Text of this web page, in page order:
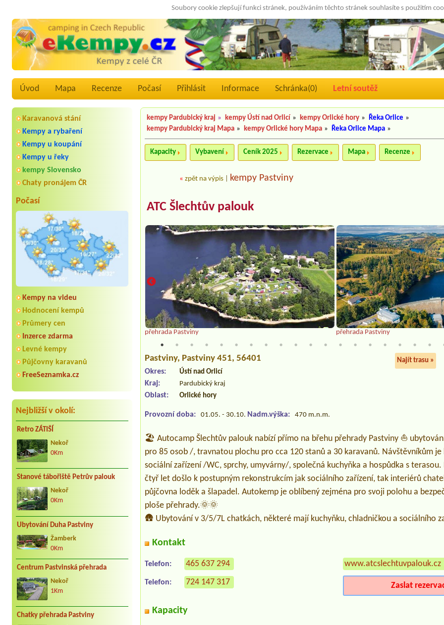
Soubory cookie zlepšují funkci stránek, používáním těchto stránek souhlasíte s použitím
Úvod Mapa Recenze Počasí Přihlásit Informace Schránka(0) Letní soutěž
Karavanová stání
Kempy a rybaření
Kempy u koupání
Kempy u řeky
kempy Slovensko
Chaty pronájem ČR
Počasí
Kempy na videu
Hodnocení kempů
Průmery cen
Inzerce zdarma
Levné kempy
Půjčovny karavanů
FreeSeznamka.cz
Nejbližší v okolí:
Retro ZÁTIŠÍ
Nekoř
0Km
Stanové tábořiště Petrův palouk
Nekoř
0Km
Ubytování Duha Pastviny
Žamberk
0Km
Centrum Pastvinská přehrada
Nekoř
1Km
Chatky přehrada Pastviny
kempy Pardubický kraj » kempy Ústí nad Orlicí » kempy Orlické hory » Řeka Orlice »
kempy Pardubický kraj Mapa » kempy Orlické hory Mapa » Řeka Orlice Mapa »
Kapacity Vybavení Ceník 2025 Rezervace Mapa Recenze
«zpět na výpis kempy Pastviny
ATC Šlechtův palouk
přehrada Pastviny přehrada Pastviny
Pastviny, Pastviny 451, 56401 Najít trasu »
Okres: Ústí nad Orlicí
Kraj: Pardubický kraj
Oblast: Orlické hory
Provozní doba: 01.05. - 30.10. Nadm.výška: 470 m.n.m.
🏖️ Autocamp Šlechtův palouk nabízí přímo na břehu přehrady Pastviny ⛵
pro 85 osob /, travnatou plochu pro cca 120 stanů a 30 karavanů. Návštěvníkům je
sociální zařízení /WC, sprchy, umyvárny/, společná kuchyňka a hospůdka s
čtyř let došlo k postupným rekonstrukcím jak sociálního zařízení, tak interiérů
půjčovna loděk a šlapadel. Autokemp je oblíbený zejména pro svoji polohu a
ploše přehrady.🌞🌞
🛖 Ubytování v 3/5/7L chatkách, některé mají kuchyňku, chladničkou a sociálního
Kontakt
Telefon: 465 637 294
Telefon: 724 147 317
www.atcslechtuvpalouk.cz
Zaslat
Kapacity